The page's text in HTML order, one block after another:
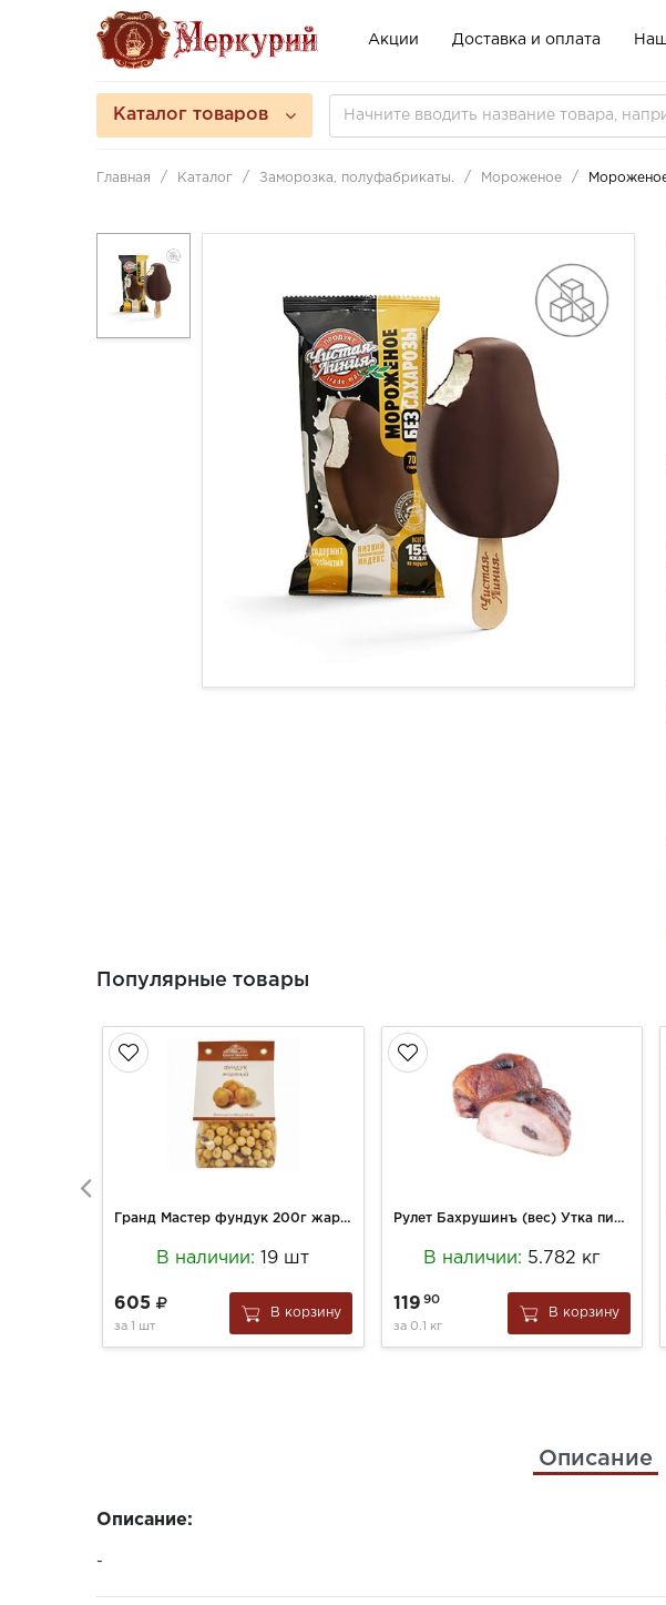
Акции Доставка и оплата
Каталог товаров
Главная Каталог Заморозка, полуфабрикаты. Мороженое
Популярные товары
Гранд Мастер фундук 200г жареный
В наличии: 19 шт
605
за 1 шт
В корзину
Рулет Бахрушинъ (вес) Утка пикантная с черносливом в/к в/у
В наличии: 5.782 кг
119 90
за 0.1 кг
В корзину
Описание
Описание:
-